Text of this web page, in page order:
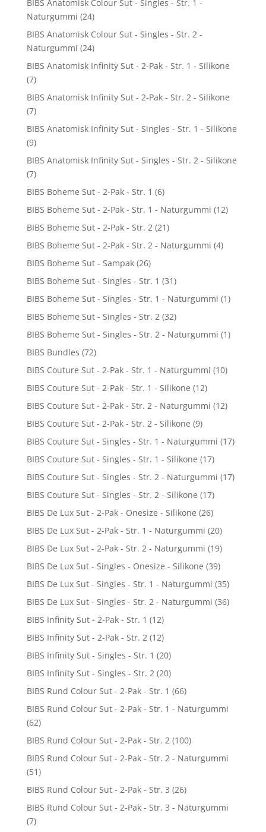
BIBS Anatomisk Colour Sut - Singles - Str. 1 -
Naturgummi (24)
BIBS Anatomisk Colour Sut - Singles - Str. 2 -
Naturgummi (24)
BIBS Anatomisk Infinity Sut - 2-Pak - Str. 1 - Silikone
(7)
BIBS Anatomisk Infinity Sut - 2-Pak - Str. 2 - Silikone
(7)
BIBS Anatomisk Infinity Sut - Singles - Str. 1 - Silikone
(9)
BIBS Anatomisk Infinity Sut - Singles - Str. 2 - Silikone
(7)
BIBS Boheme Sut - 2-Pak - Str. 1 (6)
BIBS Boheme Sut - 2-Pak - Str. 1 - Naturgummi (12)
BIBS Boheme Sut - 2-Pak - Str. 2 (21)
BIBS Boheme Sut - 2-Pak - Str. 2 - Naturgummi (4)
BIBS Boheme Sut - Sampak (26)
BIBS Boheme Sut - Singles - Str. 1 (31)
BIBS Boheme Sut - Singles - Str. 1 - Naturgummi (1)
BIBS Boheme Sut - Singles - Str. 2 (32)
BIBS Boheme Sut - Singles - Str. 2 - Naturgummi (1)
BIBS Bundles (72)
BIBS Couture Sut - 2-Pak - Str. 1 - Naturgummi (10)
BIBS Couture Sut - 2-Pak - Str. 1 - Silikone (12)
BIBS Couture Sut - 2-Pak - Str. 2 - Naturgummi (12)
BIBS Couture Sut - 2-Pak - Str. 2 - Silikone (9)
BIBS Couture Sut - Singles - Str. 1 - Naturgummi (17)
BIBS Couture Sut - Singles - Str. 1 - Silikone (17)
BIBS Couture Sut - Singles - Str. 2 - Naturgummi (17)
BIBS Couture Sut - Singles - Str. 2 - Silikone (17)
BIBS De Lux Sut - 2-Pak - Onesize - Silikone (26)
BIBS De Lux Sut - 2-Pak - Str. 1 - Naturgummi (20)
BIBS De Lux Sut - 2-Pak - Str. 2 - Naturgummi (19)
BIBS De Lux Sut - Singles - Onesize - Silikone (39)
BIBS De Lux Sut - Singles - Str. 1 - Naturgummi (35)
BIBS De Lux Sut - Singles - Str. 2 - Naturgummi (36)
BIBS Infinity Sut - 2-Pak - Str. 1 (12)
BIBS Infinity Sut - 2-Pak - Str. 2 (12)
BIBS Infinity Sut - Singles - Str. 1 (20)
BIBS Infinity Sut - Singles - Str. 2 (20)
BIBS Rund Colour Sut - 2-Pak - Str. 1 (66)
BIBS Rund Colour Sut - 2-Pak - Str. 1 - Naturgummi
(62)
BIBS Rund Colour Sut - 2-Pak - Str. 2 (100)
BIBS Rund Colour Sut - 2-Pak - Str. 2 - Naturgummi
(51)
BIBS Rund Colour Sut - 2-Pak - Str. 3 (26)
BIBS Rund Colour Sut - 2-Pak - Str. 3 - Naturgummi
(7)